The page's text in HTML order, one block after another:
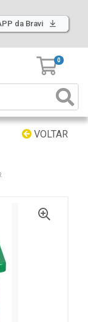
da Bravi
0
VOLTAR